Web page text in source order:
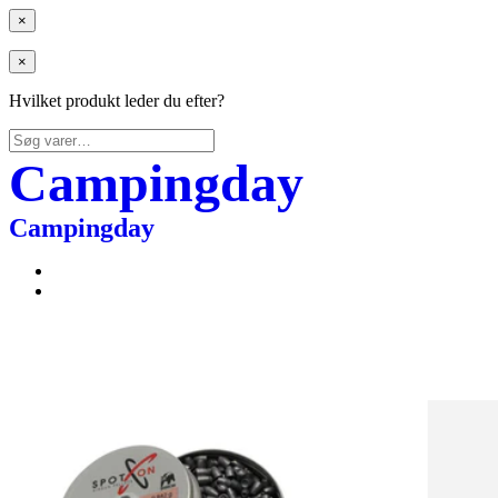
×
×
Hvilket produkt leder du efter?
Søg
efter:
Campingday
Campingday